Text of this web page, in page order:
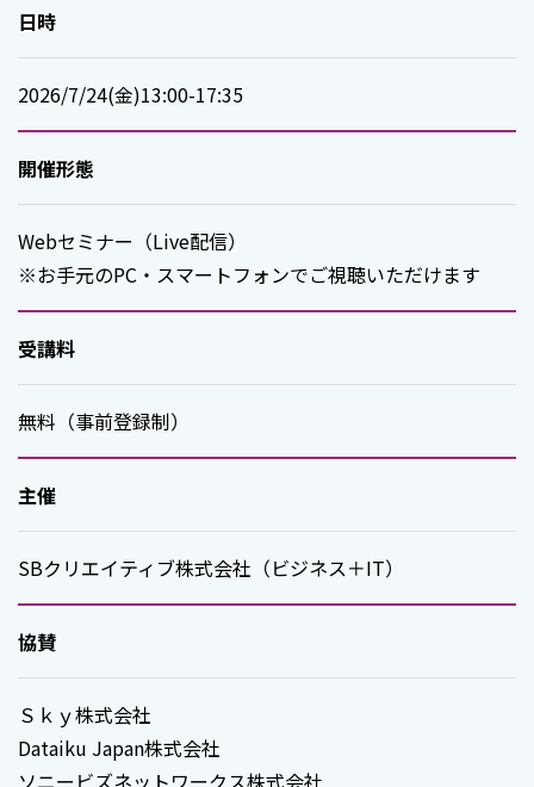
日時
2026/7/24(金)13:00-17:35
開催形態
Webセミナー（Live配信）
※お手元のPC・スマートフォンでご視聴いただけます
受講料
無料（事前登録制）
主催
SBクリエイティブ株式会社（ビジネス＋IT）
協賛
Ｓｋｙ株式会社
Dataiku Japan株式会社